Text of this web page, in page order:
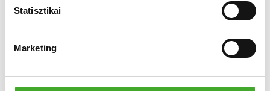
Statisztikai
Marketing